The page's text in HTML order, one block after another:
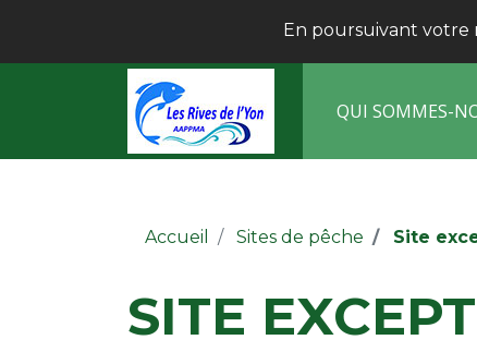
En poursuivant votre
QUI SOMMES-
Accueil Sites de pêche Site
SITE